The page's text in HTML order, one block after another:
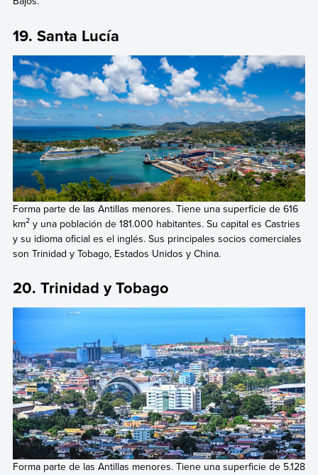
19. Santa Lucía
Forma parte de las Antillas menores. Tiene una superficie de 616
km2y una población de 181.000 habitantes. Su capital es Castries
y su idioma oficial es el inglés. Sus principales socios comerciales
son Trinidad y Tobago, Estados Unidos y China.
20. Trinidad y Tobago
Forma parte de las Antillas menores. Tiene una superficie de 5.128